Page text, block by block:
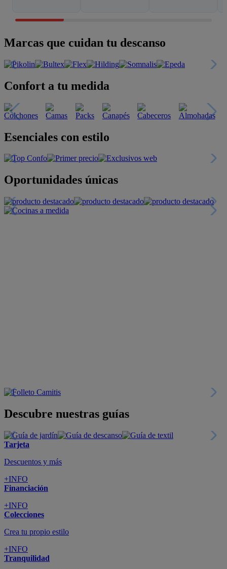
Marcas que cuidan tu descanso
Confort a tu medida
Esenciales con estilo
Oportunidades únicas
Descubre nuestras guías
Tarjeta
Descuentos y más
+INFO
Financiación
+INFO
Colecciones
Crea tu propio estilo
+INFO
Tranquilidad